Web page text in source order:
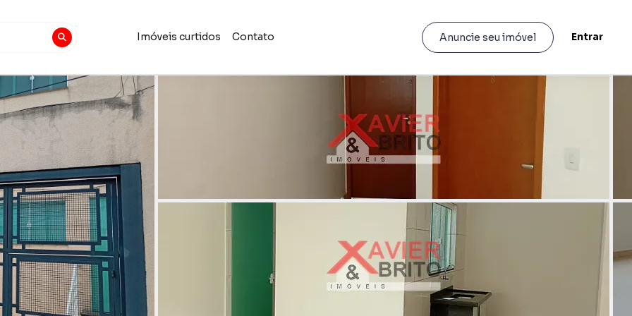
Imóveis curtidos Contato Anuncie seu imóvel Entrar